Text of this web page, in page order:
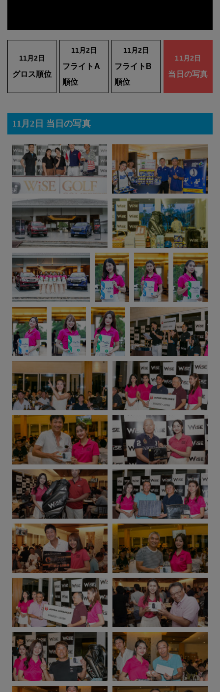
11月2日
グロス順位
11月2日
フライトA
順位
11月2日
フライトB
順位
11月2日
当日の写真
11月2日 当日の写真